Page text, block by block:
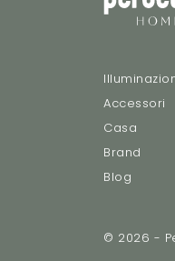
Accessori
Casa
Brand
Blog
© 2026 -